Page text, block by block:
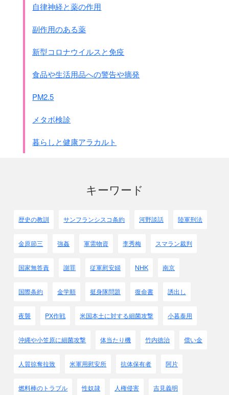
自律神経と薬の作用
副作用のある薬
新型コロナウイルスと免疫
食品や生活用品への警告や摘発
PM2.5
メタボ検診
暮らしと健康アラカルト
キーワード
歴史の教訓 サンフランシスコ条約 河野談話 陸軍刑法
金原節三 強姦 軍需物資 李秀梅 スマラン裁判
国家無答責 謝罪 従軍慰安婦 NHK 南京
国際条約 金学順 挺身隊問題 復命書 誘出し
夜襲 PX作戦 米国本土に対する細菌攻撃 小暮泰用
沖縄や小笠原に細菌攻撃 体当たり機 竹内徳治 償い金
人質掠奪拉致 米軍用慰安所 抗体保有者 阿片
燃料棒のトラブル 性奴隷 人権侵害 吉見義明